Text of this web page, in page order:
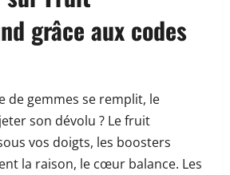
grâce aux codes
de gemmes se remplit, le
son dévolu ? Le fruit
vos doigts, les boosters
la raison, le cœur balance. Les